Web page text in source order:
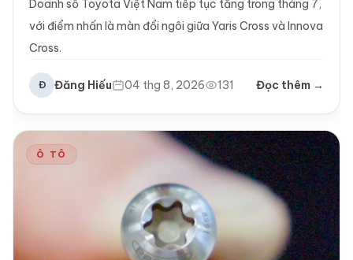
Doanh số Toyota Việt Nam tiếp tục tăng trong tháng 7,
với điểm nhấn là màn đổi ngôi giữa Yaris Cross và Innova
Cross.
Đ Đăng Hiếu 04 thg 8, 2026 131 Đọc thêm →
Ô TÔ